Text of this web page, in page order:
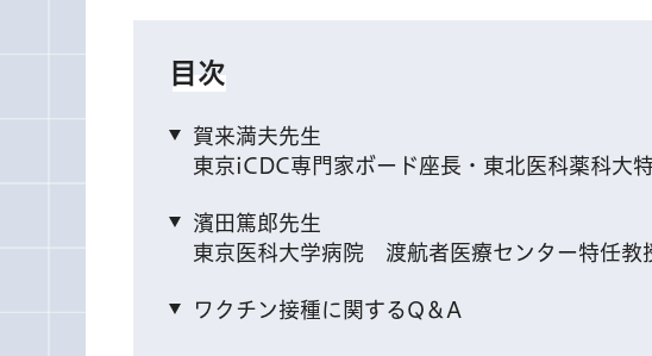
目次
賀来満夫先生
東京iCDC専門家ボード座長・東北医科薬科大
濱田篤郎先生
東京医科大学病院 渡航者医療センター特任教
ワクチン接種に関するQ＆A